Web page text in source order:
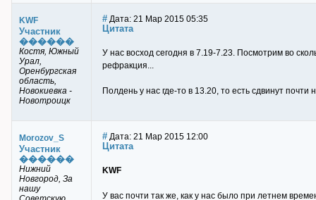
KWF
Участник
������
Костя, Южный
Урал,
Оренбургская
область,
Новокиевка -
Новотроицк
# Дата: 21 Мар 2015 05:35
Цитата
У нас восход сегодня в 7.19-7.23. Посмотрим во
рефракция...
Полдень у нас где-то в 13.20, то есть сдвинут
Morozov_S
Участник
������
Нижний
Новгород, За
нашу
# Дата: 21 Мар 2015 12:00
Цитата
KWF
У вас почти так же, как у нас было при летнем